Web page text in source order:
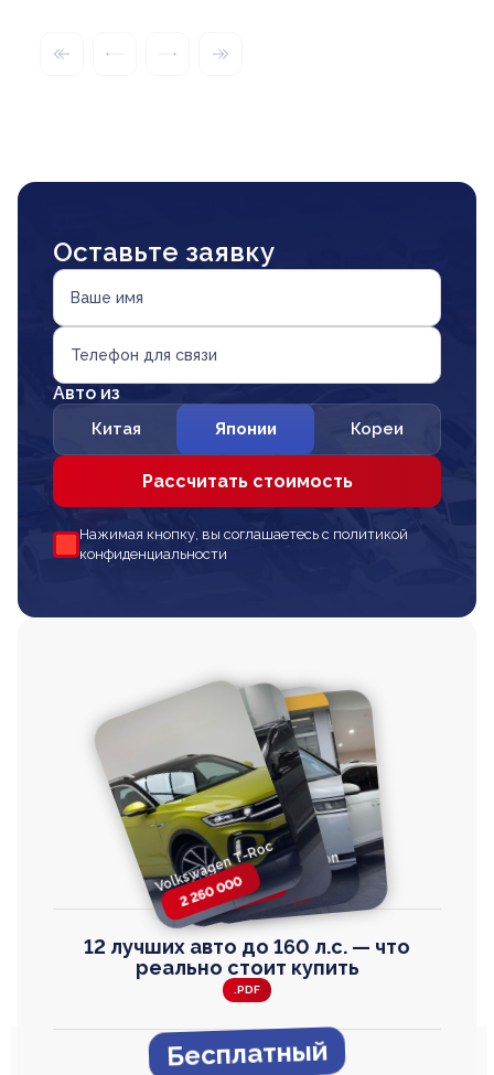
Оставьте заявку
Ваше имя
Телефон для связи
Авто из
Китая Японии Кореи
Рассчитать стоимость
Нажимая кнопку, вы соглашаетесь с политикой
конфиденциальности
Volkswagen T-Roc
2 260 000
Toyota Harrier
2 820 000
Honda Step Wagon
2 820 000
Volkswagen
TAYRON
2 670 000
12 лучших авто до 160 л.с. — что
реально стоит купить
.PDF
Бесплатный